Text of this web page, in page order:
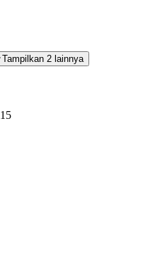
Tampilkan 2 lainnya
15